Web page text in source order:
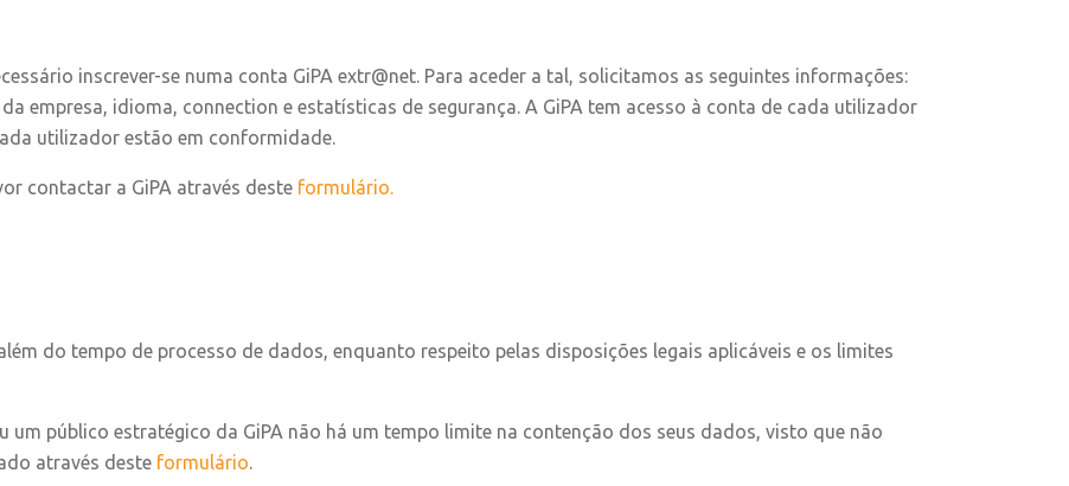
inscrever-se numa conta GiPA extr@net. Para aceder a tal, solicitamos as seguintes informações:
empresa, idioma, connection e estatísticas de segurança. A GiPA tem acesso à conta de cada utilizador
utilizador estão em conformidade.
contactar a GiPA através deste formulário.
do tempo de processo de dados, enquanto respeito pelas disposições legais aplicáveis e os limites
um público estratégico da GiPA não há um tempo limite na contenção dos seus dados, visto que não
através deste formulário.